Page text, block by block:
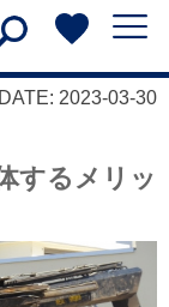
DATE: 2023-03-30
するメリッ